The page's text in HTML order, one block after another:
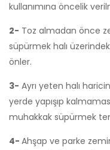
kullanımına öncelik
2- Toz almadan önce
süpürmek halı
önler.
3- Ayrı yeten halı
yerde yapışıp
muhakkak süpürmek
4- Ahşap ve parke